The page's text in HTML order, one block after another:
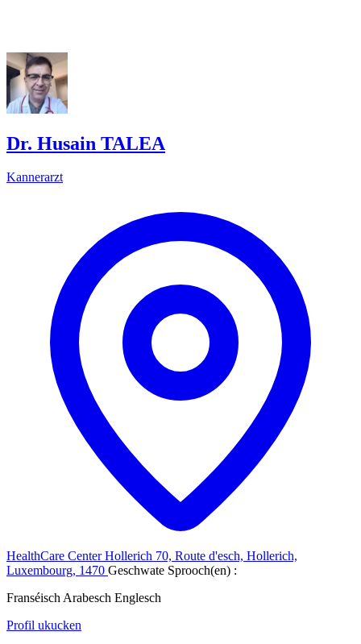
Dr. Husain TALEA
Kannerarzt
HealthCare Center Hollerich 70, Route d'esch, Hollerich,
Luxembourg, 1470 Geschwate Sprooch(en) :
FranséischArabesch Englesch
Profil ukucken